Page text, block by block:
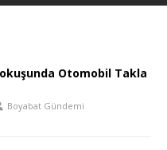
Otomobil Takla
Boyabat Gündemi